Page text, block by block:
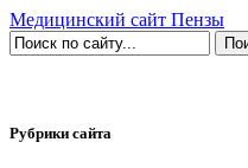
Медицинский сайт Пензы
Рубрики сайта